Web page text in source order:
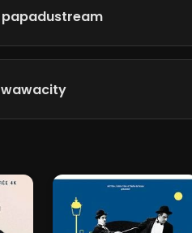
papadustream
wawacity